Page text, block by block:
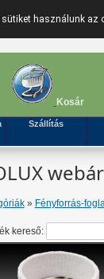
sütiket használunk
Kosár
Szállítás
» Fényforrás-
kereső: